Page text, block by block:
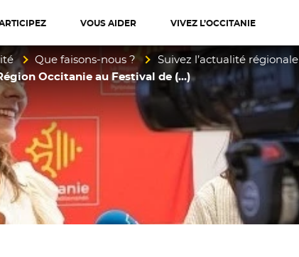
VOUS AIDER VIVEZ L’OCCITANIE
Que faisons-nous ? Suivez l’actualité régionale
Occitanie au Festival de (…)